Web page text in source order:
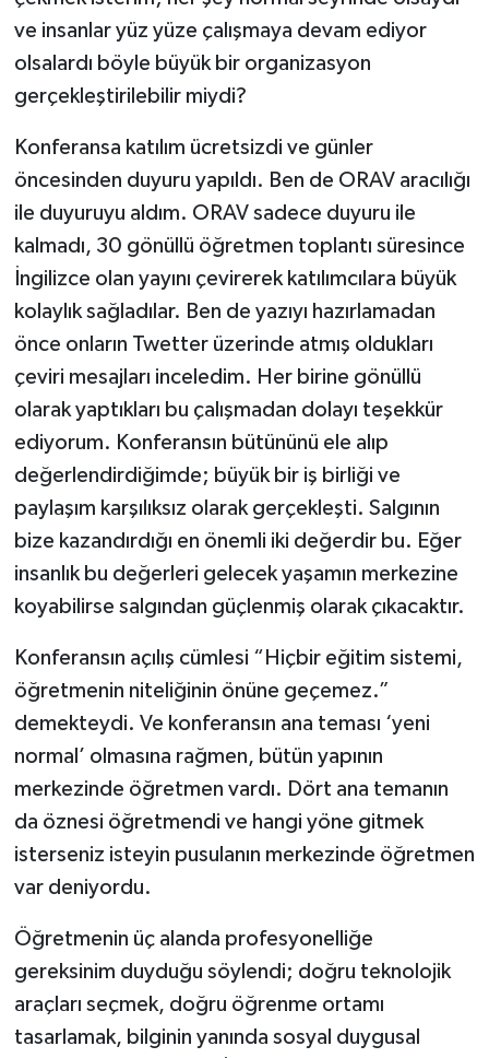
ve insanlar yüz yüze çalışmaya devam ediyor
olsalardı böyle büyük bir organizasyon
gerçekleştirilebilir miydi?
Konferansa katılım ücretsizdi ve günler
öncesinden duyuru yapıldı. Ben de ORAV aracılığı
ile duyuruyu aldım. ORAV sadece duyuru ile
kalmadı, 30 gönüllü öğretmen toplantı süresince
İngilizce olan yayını çevirerek katılımcılara büyük
kolaylık sağladılar. Ben de yazıyı hazırlamadan
önce onların Twetter üzerinde atmış oldukları
çeviri mesajları inceledim. Her birine gönüllü
olarak yaptıkları bu çalışmadan dolayı teşekkür
ediyorum. Konferansın bütününü ele alıp
değerlendirdiğimde; büyük bir iş birliği ve
paylaşım karşılıksız olarak gerçekleşti. Salgının
bize kazandırdığı en önemli iki değerdir bu. Eğer
insanlık bu değerleri gelecek yaşamın merkezine
koyabilirse salgından güçlenmiş olarak çıkacaktır.
Konferansın açılış cümlesi “Hiçbir eğitim sistemi,
öğretmenin niteliğinin önüne geçemez.”
demekteydi. Ve konferansın ana teması ‘yeni
normal’ olmasına rağmen, bütün yapının
merkezinde öğretmen vardı. Dört ana temanın
da öznesi öğretmendi ve hangi yöne gitmek
isterseniz isteyin pusulanın merkezinde öğretmen
var deniyordu.
Öğretmenin üç alanda profesyonelliğe
gereksinim duyduğu söylendi; doğru teknolojik
araçları seçmek, doğru öğrenme ortamı
tasarlamak, bilginin yanında sosyal duygusal